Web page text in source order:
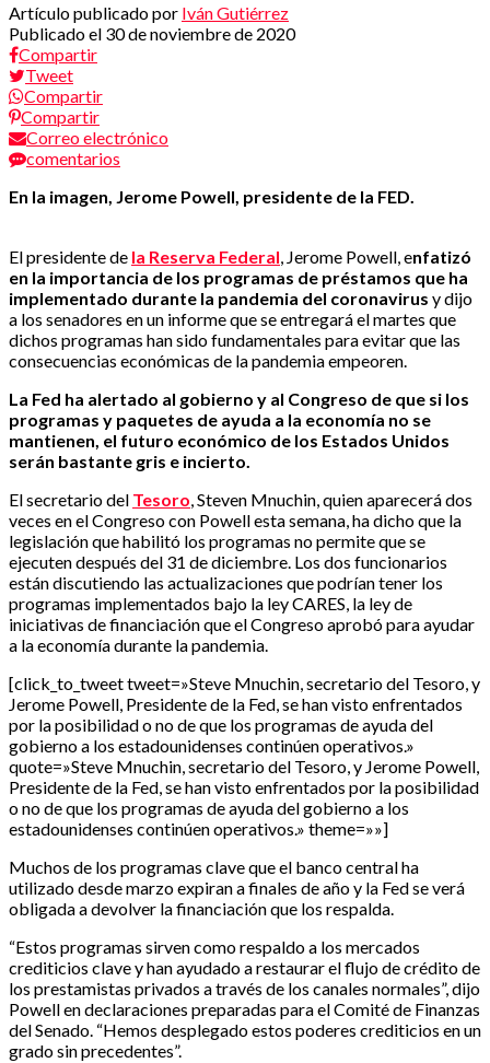
Artículo publicado por Iván Gutiérrez
Publicado el 30 de noviembre de 2020
Compartir
Tweet
Compartir
Compartir
Correo electrónico
comentarios
En la imagen, Jerome Powell, presidente de la FED.
El presidente de la Reserva Federal , Jerome Powell, enfatizó
en la importancia de los programas de préstamos que ha
implementado durante la pandemia del coronavirus y dijo
a los senadores en un informe que se entregará el martes que
dichos programas han sido fundamentales para evitar que las
consecuencias económicas de la pandemia empeoren.
La Fed ha alertado al gobierno y al Congreso de que si los
programas y paquetes de ayuda a la economía no se
mantienen, el futuro económico de los Estados Unidos
serán bastante gris e incierto.
El secretario del Tesoro , Steven Mnuchin, quien aparecerá dos
veces en el Congreso con Powell esta semana, ha dicho que la
legislación que habilitó los programas no permite que se
ejecuten después del 31 de diciembre. Los dos funcionarios
están discutiendo las actualizaciones que podrían tener los
programas implementados bajo la ley CARES, la ley de
iniciativas de financiación que el Congreso aprobó para ayudar
a la economía durante la pandemia.
[click_to_tweet tweet=»Steve Mnuchin, secretario del Tesoro, y
Jerome Powell, Presidente de la Fed, se han visto enfrentados
por la posibilidad o no de que los programas de ayuda del
gobierno a los estadounidenses continúen operativos.»
quote=»Steve Mnuchin, secretario del Tesoro, y Jerome Powell,
Presidente de la Fed, se han visto enfrentados por la posibilidad
o no de que los programas de ayuda del gobierno a los
estadounidenses continúen operativos.» theme=»»]
Muchos de los programas clave que el banco central ha
utilizado desde marzo expiran a finales de año y la Fed se verá
obligada a devolver la financiación que los respalda.
“Estos programas sirven como respaldo a los mercados
crediticios clave y han ayudado a restaurar el flujo de crédito de
los prestamistas privados a través de los canales normales”, dijo
Powell en declaraciones preparadas para el Comité de Finanzas
del Senado. “Hemos desplegado estos poderes crediticios en un
grado sin precedentes”.